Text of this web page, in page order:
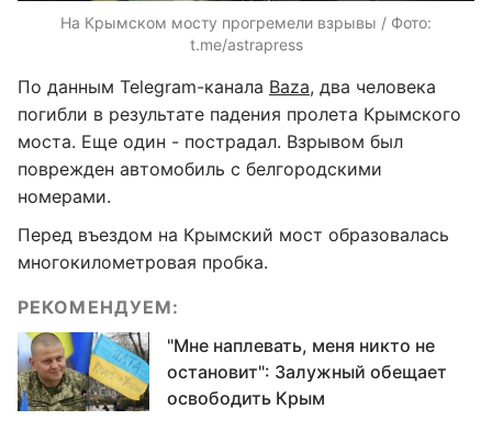
На Крымском мосту прогремели взрывы / Фото:
t.me/astrapress
По данным Telegram-канала Baza, два человека
погибли в результате падения пролета Крымского
моста. Еще один - пострадал. Взрывом был
поврежден автомобиль с белгородскими
номерами.
Перед въездом на Крымский мост образовалась
многокилометровая пробка.
РЕКОМЕНДУЕМ:
"Мне наплевать, меня никто не
остановит": Залужный обещает
освободить Крым